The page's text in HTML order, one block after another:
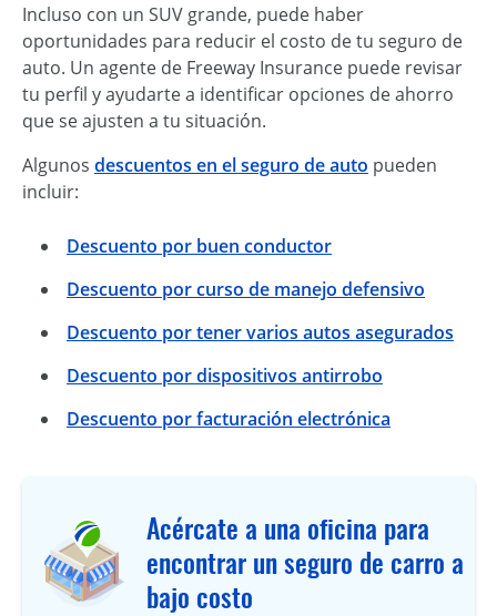
Incluso con un SUV grande, puede haber
oportunidades para reducir el costo de tu seguro de
auto. Un agente de Freeway Insurance puede revisar
tu perfil y ayudarte a identificar opciones de ahorro
que se ajusten a tu situación.
Algunos descuentos en el seguro de auto pueden
incluir:
Descuento por buen conductor
Descuento por curso de manejo defensivo
Descuento por tener varios autos asegurados
Descuento por dispositivos antirrobo
Descuento por facturación electrónica
Acércate a una oficina para
encontrar un seguro de carro a
bajo costo